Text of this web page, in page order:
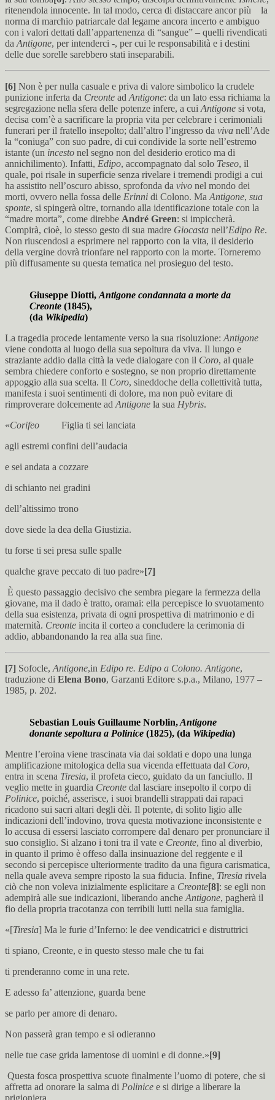
ritenendola innocente. In tal modo, cerca di distaccare ancor più la
norma di marchio patriarcale dal legame ancora incerto e ambiguo
con i valori dettati dall’appartenenza di “sangue” – quelli rivendicati
da Antigone, per intenderci -, per cui le responsabilità e i destini
delle due sorelle sarebbero stati inseparabili.
[6] Non è per nulla casuale e priva di valore simbolico la crudele
punizione inferta da Creonte ad Antigone: da un lato essa richiama la
segregazione nella sfera delle potenze infere, a cui Antigone si vota,
decisa com’è a sacrificare la propria vita per celebrare i cerimoniali
funerari per il fratello insepolto; dall’altro l’ingresso da viva nell’Ade
la “coniuga” con suo padre, di cui condivide la sorte nell’estremo
istante (un incesto nel segno non del desiderio erotico ma di
annichilimento). Infatti, Edipo, accompagnato dal solo Teseo, il
quale, poi risale in superficie senza rivelare i tremendi prodigi a cui
ha assistito nell’oscuro abisso, sprofonda da vivo nel mondo dei
morti, ovvero nella fossa delle Erinni di Colono. Ma Antigone, sua
sponte, si spingerà oltre, tornando alla identificazione totale con la
“madre morta”, come direbbe André Green: si impiccherà.
Compirà, cioè, lo stesso gesto di sua madre Giocasta nell’Edipo Re.
Non riuscendosi a esprimere nel rapporto con la vita, il desiderio
della vergine dovrà trionfare nel rapporto con la morte. Torneremo
più diffusamente su questa tematica nel prosieguo del testo.
Giuseppe Diotti, Antigone condannata a morte da
Creonte (1845),
(da Wikipedia)
La tragedia procede lentamente verso la sua risoluzione: Antigone
viene condotta al luogo della sua sepoltura da viva. Il lungo e
straziante addio dalla città la vede dialogare con il Coro, al quale
sembra chiedere conforto e sostegno, se non proprio direttamente
appoggio alla sua scelta. Il Coro, sineddoche della collettività tutta,
manifesta i suoi sentimenti di dolore, ma non può evitare di
rimproverare dolcemente ad Antigone la sua Hybris.
«Corifeo Figlia ti sei lanciata
agli estremi confini dell’audacia
e sei andata a cozzare
di schianto nei gradini
dell’altissimo trono
dove siede la dea della Giustizia.
tu forse ti sei presa sulle spalle
qualche grave peccato di tuo padre»[7]
È questo passaggio decisivo che sembra piegare la fermezza della
giovane, ma il dado è tratto, oramai: ella percepisce lo svuotamento
della sua esistenza, privata di ogni prospettiva di matrimonio e di
maternità. Creonte incita il corteo a concludere la cerimonia di
addio, abbandonando la rea alla sua fine.
[7] Sofocle, Antigone,in Edipo re. Edipo a Colono. Antigone,
traduzione di Elena Bono, Garzanti Editore s.p.a., Milano, 1977 –
1985, p. 202.
Sebastian Louis Guillaume Norblin,Antigone
donante sepoltura a Polinice (1825), (da Wikipedia)
Mentre l’eroina viene trascinata via dai soldati e dopo una lunga
amplificazione mitologica della sua vicenda effettuata dal Coro,
entra in scena Tiresia, il profeta cieco, guidato da un fanciullo. Il
veglio mette in guardia Creonte dal lasciare insepolto il corpo di
Polinice, poiché, asserisce, i suoi brandelli strappati dai rapaci
ricadono sui sacri altari degli dèi. Il potente, di solito ligio alle
indicazioni dell’indovino, trova questa motivazione inconsistente e
lo accusa di essersi lasciato corrompere dal denaro per pronunciare il
suo consiglio. Si alzano i toni tra il vate e Creonte, fino al diverbio,
in quanto il primo è offeso dalla insinuazione del reggente e il
secondo si percepisce ulteriormente tradito da una figura carismatica,
nella quale aveva sempre riposto la sua fiducia. Infine, Tiresia rivela
ciò che non voleva inizialmente esplicitare a Creonte[8]: se egli non
adempirà alle sue indicazioni, liberando anche Antigone, pagherà il
fio della propria tracotanza con terribili lutti nella sua famiglia.
«[Tiresia] Ma le furie d’Inferno: le dee vendicatrici e distruttrici
ti spiano, Creonte, e in questo stesso male che tu fai
ti prenderanno come in una rete.
E adesso fa’ attenzione, guarda bene
se parlo per amore di denaro.
Non passerà gran tempo e si odieranno
nelle tue case grida lamentose di uomini e di donne.»[9]
Questa fosca prospettiva scuote finalmente l’uomo di potere, che si
affretta ad onorare la salma di Polinice e si dirige a liberare la
prigioniera.